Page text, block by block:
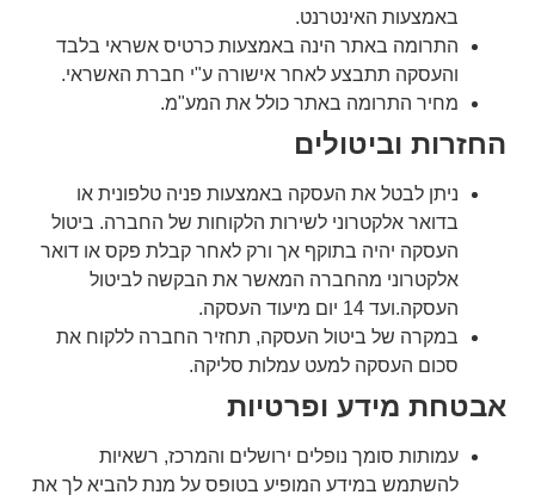
באמצעות האינטרנט.
התרומה באתר הינה באמצעות כרטיס אשראי בלבד
והעסקה תתבצע לאחר אישורה ע"י חברת האשראי.
מחיר התרומה באתר כולל את המע"מ.
החזרות וביטולים
ניתן לבטל את העסקה באמצעות פניה טלפונית או
בדואר אלקטרוני לשירות הלקוחות של החברה. ביטול
העסקה יהיה בתוקף אך ורק לאחר קבלת פקס או דואר
אלקטרוני מהחברה המאשר את הבקשה לביטול
העסקה.ועד 14 יום מיעוד העסקה.
במקרה של ביטול העסקה, תחזיר החברה ללקוח את
סכום העסקה למעט עמלות סליקה.
אבטחת מידע ופרטיות
עמותות סומך נופלים ירושלים והמרכז, רשאיות
להשתמש במידע המופיע בטופס על מנת להביא לך את